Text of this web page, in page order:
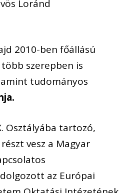
Loránd
2010-ben főállású
szerepben is
tudományos
Osztályába tartozó,
vesz a Magyar
az Európai